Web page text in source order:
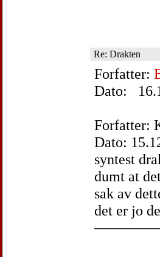
Re: Drakten
Forfatter:
Dato:
Forfatter:
Dato:
syntest
dumt at
sak av
det er jo